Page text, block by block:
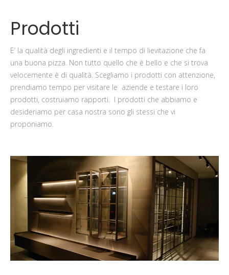
Prodotti
E’ la qualità degli ingredienti e il tempo di lievitazione che fa
una buona pizza. Non tutto quello che è bello e che si trova
velocemente è di qualità. Scegliamo i prodotti con attenzione,
prendiamo tempo per visitare le aziende e testare i loro
prodotti, costruiamo rapporti. I prodotti che abbiamo e
desideriamo per casa nostra sono gli stessi che vi
proponiamo.